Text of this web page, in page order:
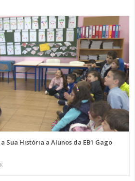
Sua História a Alunos da EB1 Gago